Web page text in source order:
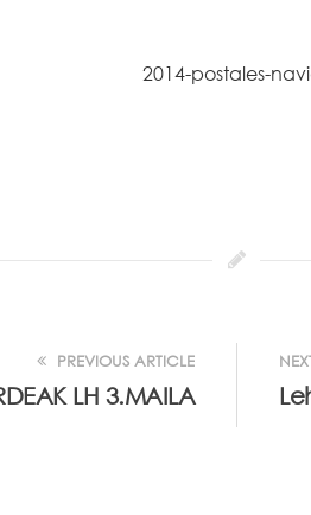
PREVIOUS ARTICLE
LH 3.MAILA